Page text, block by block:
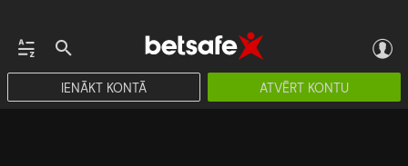
IENĀKT KONTĀ ATVĒRT KONTU